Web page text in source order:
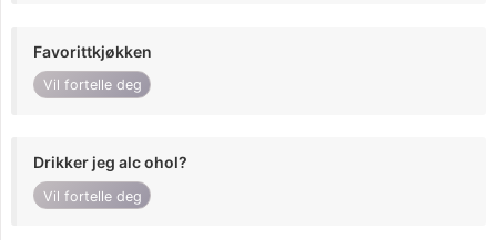
Favorittkjøkken
Vil fortelle deg
Drikker jeg alc ohol?
Vil fortelle deg